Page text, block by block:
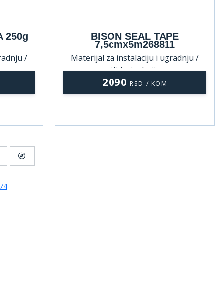
250g
/
BISON SEAL TAPE
7,5cmx5m268811
Materijal za instalaciju i ugradnju /
Hidroizolacija
2090 RSD / KOM